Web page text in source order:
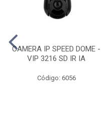
CAMERA IP SPEED DOME -
VIP 3216 SD IR IA
Código: 6056